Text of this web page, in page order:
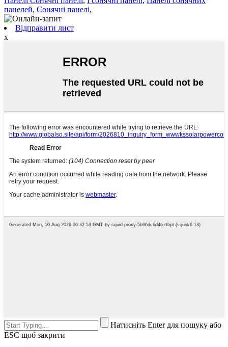
панелей, Сонячні панелі,
Відправити лист
x
Натисніть Enter для пошуку або
ESC щоб закрити